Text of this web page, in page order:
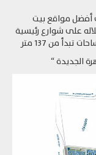
أفضل مواقع بيت
على شوارع رئيسية
من 137 متر
الجديدة “